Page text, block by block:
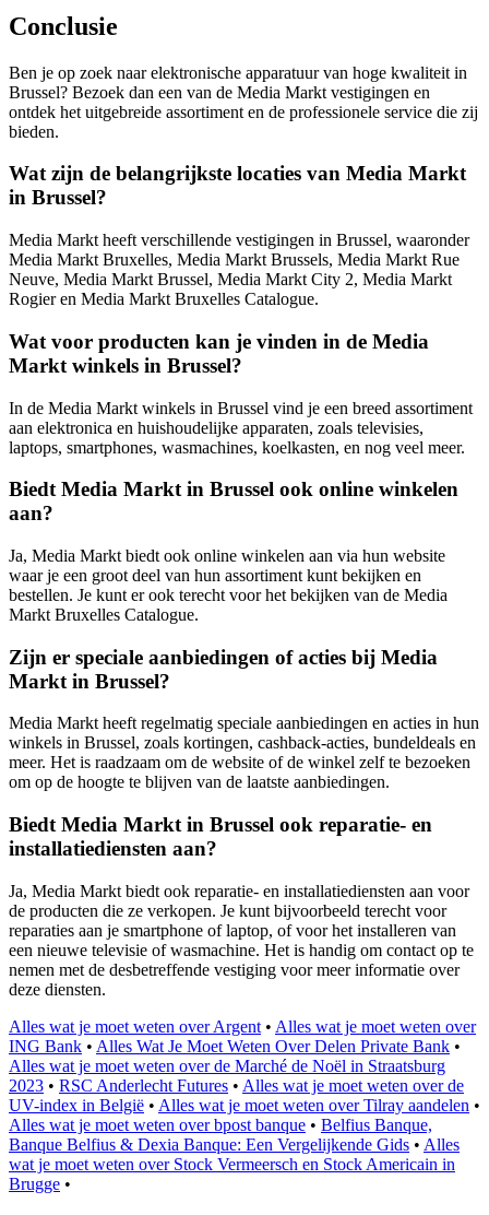
Conclusie
Ben je op zoek naar elektronische apparatuur van hoge kwaliteit in
Brussel? Bezoek dan een van de Media Markt vestigingen en
ontdek het uitgebreide assortiment en de professionele service die zij
bieden.
Wat zijn de belangrijkste locaties van Media Markt
in Brussel?
Media Markt heeft verschillende vestigingen in Brussel, waaronder
Media Markt Bruxelles, Media Markt Brussels, Media Markt Rue
Neuve, Media Markt Brussel, Media Markt City 2, Media Markt
Rogier en Media Markt Bruxelles Catalogue.
Wat voor producten kan je vinden in de Media
Markt winkels in Brussel?
In de Media Markt winkels in Brussel vind je een breed assortiment
aan elektronica en huishoudelijke apparaten, zoals televisies,
laptops, smartphones, wasmachines, koelkasten, en nog veel meer.
Biedt Media Markt in Brussel ook online winkelen
aan?
Ja, Media Markt biedt ook online winkelen aan via hun website
waar je een groot deel van hun assortiment kunt bekijken en
bestellen. Je kunt er ook terecht voor het bekijken van de Media
Markt Bruxelles Catalogue.
Zijn er speciale aanbiedingen of acties bij Media
Markt in Brussel?
Media Markt heeft regelmatig speciale aanbiedingen en acties in hun
winkels in Brussel, zoals kortingen, cashback-acties, bundeldeals en
meer. Het is raadzaam om de website of de winkel zelf te bezoeken
om op de hoogte te blijven van de laatste aanbiedingen.
Biedt Media Markt in Brussel ook reparatie- en
installatiediensten aan?
Ja, Media Markt biedt ook reparatie- en installatiediensten aan voor
de producten die ze verkopen. Je kunt bijvoorbeeld terecht voor
reparaties aan je smartphone of laptop, of voor het installeren van
een nieuwe televisie of wasmachine. Het is handig om contact op te
nemen met de desbetreffende vestiging voor meer informatie over
deze diensten.
Alles wat je moet weten over Argent • Alles wat je moet weten over
ING Bank • Alles Wat Je Moet Weten Over Delen Private Bank •
Alles wat je moet weten over de Marché de Noël in Straatsburg
2023 • RSC Anderlecht Futures • Alles wat je moet weten over de
UV-index in België • Alles wat je moet weten over Tilray aandelen •
Alles wat je moet weten over bpost banque • Belfius Banque,
Banque Belfius & Dexia Banque: Een Vergelijkende Gids • Alles
wat je moet weten over Stock Vermeersch en Stock Americain in
Brugge •